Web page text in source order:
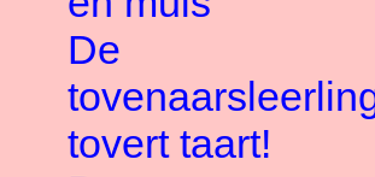
De
tovert taart!